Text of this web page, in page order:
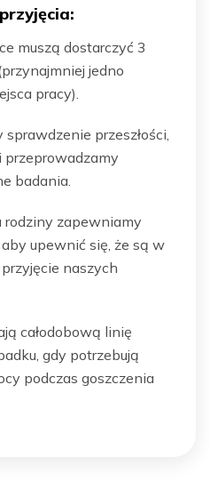
muszą dostarczyć 3
jedno
pracy).
przeszłości,
badania.
rodziny zapewniamy
upewnić się, że są w
naszych
całodobową linię
gdy potrzebują
podczas goszczenia